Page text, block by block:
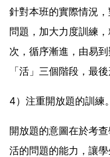
針對本班的實際情況
問題，加大力度訓練
次，循序漸進，由易
「活」三個階段，最
4）注重開放題的訓練。
開放題的意圖在於考
活的問題的能力，讓